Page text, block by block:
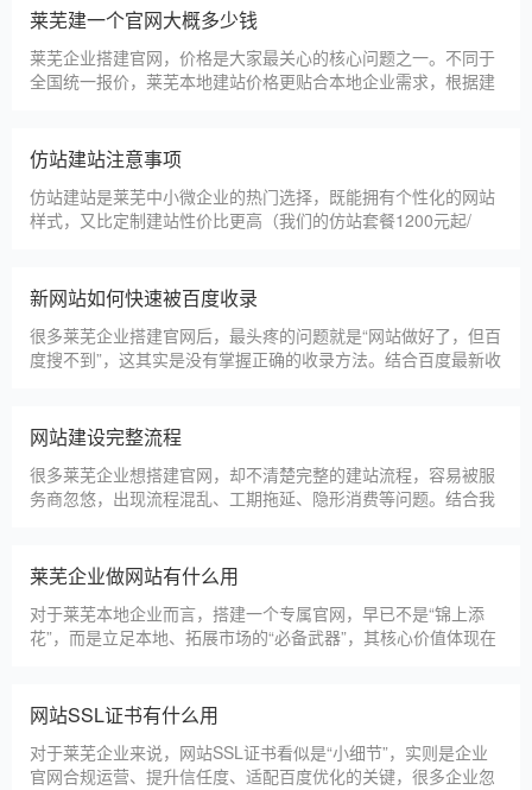
实用的挑选技巧，帮大家轻松选到靠谱的建站团队。第一，优先
选择深耕建站行业多年
莱芜建一个官网大概多少钱
莱芜企业搭建官网，价格是大家最关心的核心问题之一。不同于
全国统一报价，莱芜本地建站价格更贴合本地企业需求，根据建
费，完全符合本地企业的预算需求。目前，我们针对莱芜本地企
业，推出4类核心建站套餐
仿站建站注意事项
仿站建站是莱芜中小微企业的热门选择，既能拥有个性化的网站
样式，又比定制建站性价比更高（我们的仿站套餐1200元起/
得不偿失。结合百度最新算法和本地企业的实际踩坑案例，今天
详细梳理仿站建站的核心注
新网站如何快速被百度收录
很多莱芜企业搭建官网后，最头疼的问题就是“网站做好了，但百
度搜不到”，这其实是没有掌握正确的收录方法。结合百度最新收
操作。第一，完善网站基础信息，确保符合百度抓取规则。首
先，确认网站域名已
网站建设完整流程
很多莱芜企业想搭建官网，却不清楚完整的建站流程，容易被服
务商忽悠，出现流程混乱、工期拖延、隐形消费等问题。结合我
助莱芜企业理清思路，顺利完成建站，避免踩坑。第一步，需求
沟通与方案确定。这是
莱芜企业做网站有什么用
对于莱芜本地企业而言，搭建一个专属官网，早已不是“锦上添
花”，而是立足本地、拓展市场的“必备武器”，其核心价值体现在
店有营业时间限制，官网24小时在线，无论莱芜本地客户是白天
咨询、深夜了解
网站SSL证书有什么用
对于莱芜企业来说，网站SSL证书看似是“小细节”，实则是企业
官网合规运营、提升信任度、适配百度优化的关键，很多企业忽